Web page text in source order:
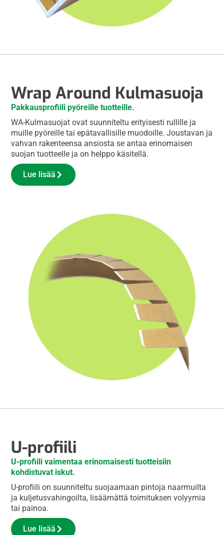
Wrap Around Kulmasuoja
Pakkausprofiili pyöreille tuotteille.
WA-Kulmasuojat ovat suunniteltu erityisesti rullille ja
muille pyöreille tai epätavallisille muodoille. Joustavan ja
vahvan rakenteensa ansiosta se antaa erinomaisen
suojan tuotteelle ja on helppo käsitellä.
Lue lisää
U-profiili
U-profiili vaimentaa erinomaisesti tuotteisiin
kohdistuvat iskut.
U-profiili on suunniteltu suojaamaan pintoja naarmuilta
ja kuljetusvahingoilta, lisäämättä toimituksen volyymia
tai painoa.
Lue lisää